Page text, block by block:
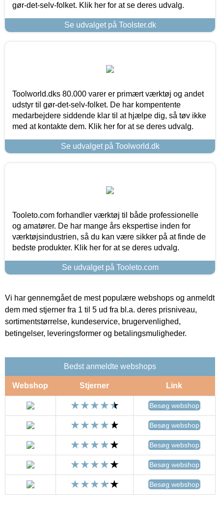
gør-det-selv-folket. Klik her for at se deres udvalg.
Se udvalget på Toolster.dk
Toolworld.dks 80.000 varer er primært værktøj og andet
udstyr til gør-det-selv-folket. De har kompentente
medarbejdere siddende klar til at hjælpe dig, så tøv ikke
med at kontakte dem. Klik her for at se deres udvalg.
Se udvalget på Toolworld.dk
Tooleto.com forhandler værktøj til både professionelle
og amatører. De har mange års ekspertise inden for
værktøjsindustrien, så du kan være sikker på at finde de
bedste produkter. Klik her for at se deres udvalg.
Se udvalget på Tooleto.com
Vi har gennemgået de mest populære webshops og anmeldt
dem med stjerner fra 1 til 5 ud fra bl.a. deres prisniveau,
sortimentstørrelse, kundeservice, brugervenlighed,
betingelser, leveringsformer og betalingsmuligheder.
Bedst anmeldte webshops
Webshop Stjerner Link
Besøg webshop
Besøg webshop
Besøg webshop
Besøg webshop
Besøg webshop